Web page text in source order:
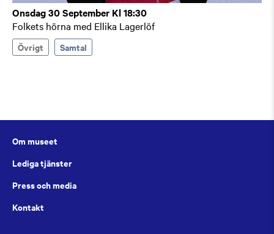
Onsdag 30 September Kl 18:30
Folkets hörna med Ellika Lagerlöf
Övrigt Samtal
Om museet
Lediga tjänster
Press och media
Kontakt